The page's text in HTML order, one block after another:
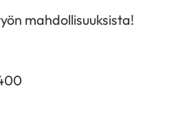
mahdollisuuksista!